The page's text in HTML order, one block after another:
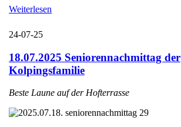
Weiterlesen
24-07-25
18.07.2025 Seniorennachmittag der
Kolpingsfamilie
Beste Laune auf der Hofterrasse